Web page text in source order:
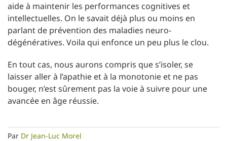
aide à maintenir les performances cognitives et
intellectuelles. On le savait déjà plus ou moins en
parlant de prévention des maladies neuro-
dégénératives. Voila qui enfonce un peu plus le clou.
En tout cas, nous aurons compris que s’isoler, se
laisser aller à l’apathie et à la monotonie et ne pas
bouger, n’est sûrement pas la voie à suivre pour une
avancée en âge réussie.
Par Dr Jean-Luc Morel